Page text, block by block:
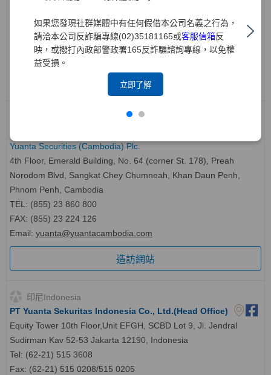
如果您發現社群媒體中有任何假借本公司名義之行為，
請洽本公司反詐騙專線(02)35181165或客服信箱反
映，或撥打內政部警政署165反詐騙諮詢專線，以免權
益受損。
立即了解
造訪網站
Seoul, Korea
TEL: (82-2) 561 0056
FAX: (82-2) 561 9191
造訪網站
Yuanta Securities (Cambodia) Plc.
4th Floor, Emerald Building, No. 64 (corner St. 178), Preah
Norodom Blvd, Sangkat Chey Chumneah, Khan Daun Penh,
Phnom Penh, Cambodia
TEL: (855) 23 860 800
FAX: (855) 23 224 126
Email: yuanta@yuantacambodia.com
印尼Indonesia
PT Yuanta Sekuritas Indonesia Co., Ltd.(Head Office)
Equity Tower 10th Floor,Unit EFGH, SCBD Lot 9, Jl. Jendral
Sudirman Kav 52-53 Jakarta 12190, Indonesia
Tel: (62-21) 515 3608
Fax: (62-21) 515 0208/515 0205